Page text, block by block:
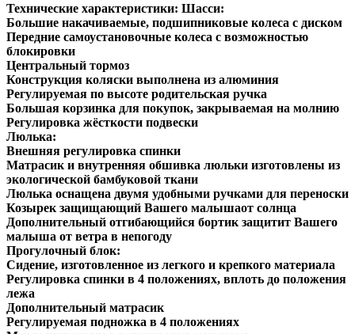
Технические характеристики: Шасси:
Большие накачиваемые, подшипниковые колеса с диском
Передние самоустановочные колеса с возможностью
блокировки
Центральный тормоз
Конструкция коляски выполнена из алюминия
Регулируемая по высоте родительская ручка
Большая корзинка для покупок, закрываемая на молнию
Регулировка жёсткости подвески
Люлька:
Внешняя регулировка спинки
Mатрасик и внутренняя обшивка люльки изготовлены из
экологической бамбуковой ткани
Люлька оснащена двумя удобными ручками для переноски
Козырек защищающий Вашего малышаот солнца
Дополнительный отгибающийся бортик защитит Вашего
малыша от ветра в непогоду
Прогулочный блок:
Сидение, изготовленное из легкого и крепкого материала
Регулировка спинки в 4 положениях, вплоть до положения
лежа
Дополнительный матрасик
Регулируемая подножка в 4 положениях